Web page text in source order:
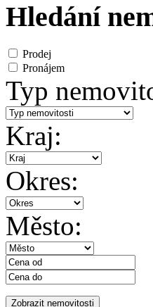
Hledání
Prodej
Pronájem
Typ
Kraj:
Okres:
Město: